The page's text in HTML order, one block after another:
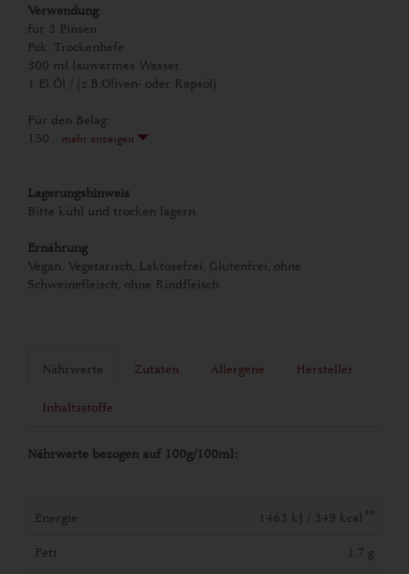
Verwendung
für 3 Pinsen
Pck. Trockenhefe
300 ml lauwarmes Wasser
1 El Öl / (z.B.Oliven- oder Rapsöl)
Für den Belag:
150... mehr anzeigen
Lagerungshinweis
Bitte kühl und trocken lagern.
Ernährung
Vegan, Vegetarisch, Laktosefrei, Glutenfrei, ohne
Schweinefleisch, ohne Rindfleisch
Nährwerte Zutaten Allergene Hersteller
Inhaltsstoffe
Nährwerte bezogen auf 100g/100ml:
Energie 1463 kJ / 349 kcal **
Fett 1,7 g